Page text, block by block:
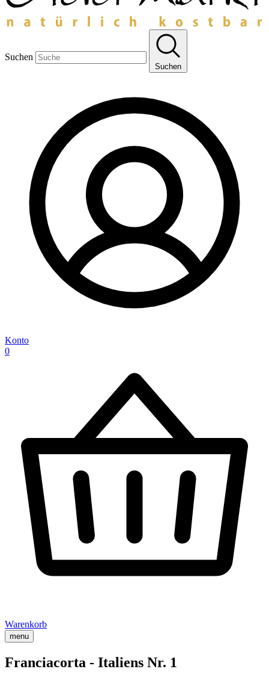
Suchen
Suchen
Konto
0
Warenkorb
menu
Franciacorta - Italiens Nr. 1